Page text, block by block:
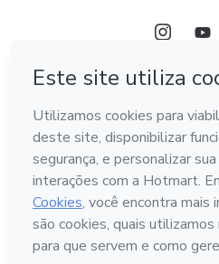
Idioma
Hotmart — 2011-2026 ©